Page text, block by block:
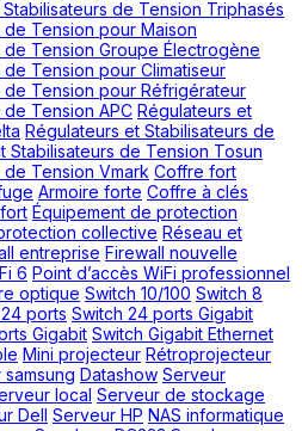
de Tension Triphasés
Tension pour Maison
Tension Groupe Électrogène
Tension pour Climatiseur
de Tension pour Réfrigérateur
Tension APC Régulateurs et
Régulateurs et Stabilisateurs de
Stabilisateurs de Tension Tosun
Tension Vmark Coffre fort
Armoire forte Coffre à clés
Équipement de protection
collective Réseau et
entreprise Firewall nouvelle
6 Point d’accès WiFi professionnel
optique Switch 10/100 Switch 8
ports Switch 24 ports Gigabit
Gigabit Switch Gigabit Ethernet
Mini projecteur Rétroprojecteur
Datashow Serveur
local Serveur de stockage
Dell Serveur HP NAS informatique